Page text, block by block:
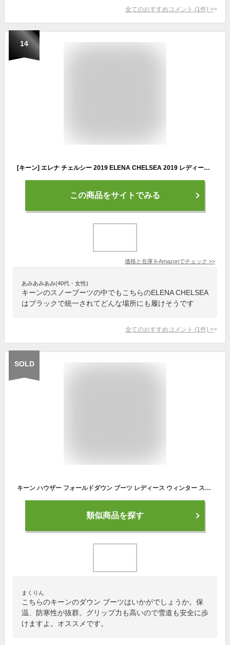
全てのおすすめコメント (1 件) >
14
[キーン] エレナ チェルシー 2019 ELENA CHELSEA 2019 レディース Triple Black/Black US 6(23 cm)
この商品をサイトでみる
価格と在庫をAmazonでチェック >>
あみあみあみ(40代・女性)
キーンのスノーブーツの中でもこちらのELENA CHELSEA
はブラックで統一されてどんな場所にも履けそうです
全てのおすすめコメント (1 件) >
SOLD
キーン ハウザー フォールドダウン ブーツ レディース ウィンター スノーブーツ 防寒 カジュアル スニーカー キャンプ アウトドア 1029460 KEEN 2024秋冬
類似商品を探す
まくりん
こちらのキーンのダウン ブーツはいかがでしょうか。保
温、防寒性が抜群。グリップ力も高いので雪道も安全に歩
けますよ。オススメです。